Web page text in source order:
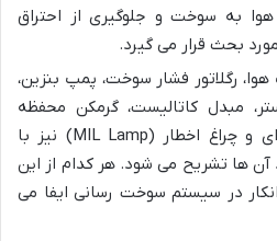
به سوخت و جلوگیری از احتراق
بحث قرار می گیرد.
رگلاتور فشار سوخت، پمپ بنزین،
مبدل کاتالیست، گرمکن محفظه
دریچه گاز، موتور پله ای و چراغ اخطار (MIL Lamp) نیز با
آن ها تشریح می شود. هر کدام از این
در سیستم سوخت رسانی ایفا می